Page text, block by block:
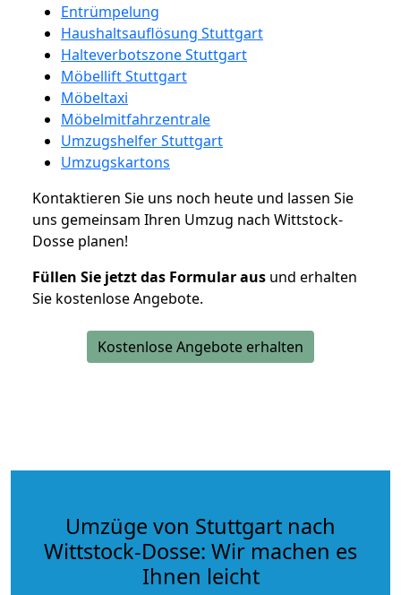
Entrümpelung
Haushaltsauflösung Stuttgart
Halteverbotszone Stuttgart
Möbellift Stuttgart
Möbeltaxi
Möbelmitfahrzentrale
Umzugshelfer Stuttgart
Umzugskartons
Kontaktieren Sie uns noch heute und lassen Sie
uns gemeinsam Ihren Umzug nach Wittstock-
Dosse planen!
Füllen Sie jetzt das Formular aus und erhalten
Sie kostenlose Angebote.
Kostenlose Angebote erhalten
Umzüge von Stuttgart nach
Wittstock-Dosse: Wir machen es
Ihnen leicht